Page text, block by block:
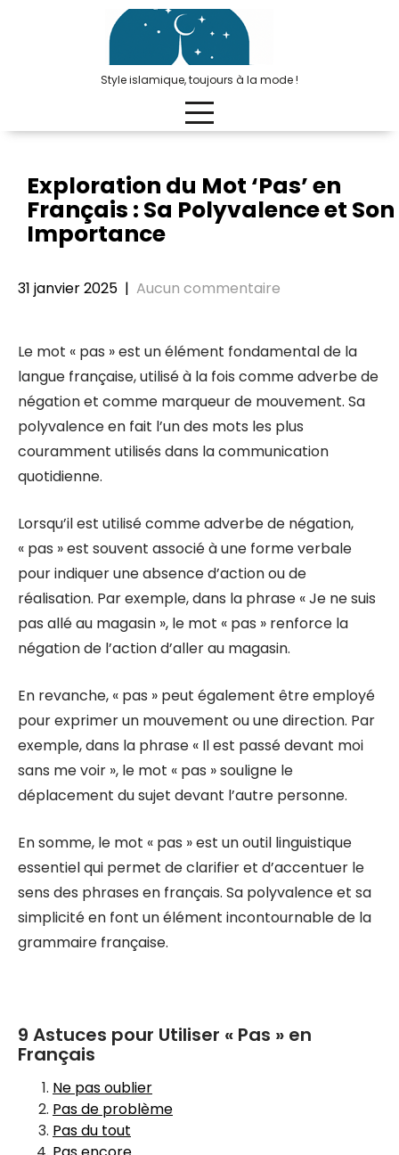
Style islamique, toujours à la mode !
Exploration du Mot ‘Pas’ en
Français : Sa Polyvalence et Son
Importance
31 janvier 2025 | Aucun commentaire
Le mot « pas » est un élément fondamental de la
langue française, utilisé à la fois comme adverbe de
négation et comme marqueur de mouvement. Sa
polyvalence en fait l’un des mots les plus
couramment utilisés dans la communication
quotidienne.
Lorsqu’il est utilisé comme adverbe de négation,
« pas » est souvent associé à une forme verbale
pour indiquer une absence d’action ou de
réalisation. Par exemple, dans la phrase « Je ne suis
pas allé au magasin », le mot « pas » renforce la
négation de l’action d’aller au magasin.
En revanche, « pas » peut également être employé
pour exprimer un mouvement ou une direction. Par
exemple, dans la phrase « Il est passé devant moi
sans me voir », le mot « pas » souligne le
déplacement du sujet devant l’autre personne.
En somme, le mot « pas » est un outil linguistique
essentiel qui permet de clarifier et d’accentuer le
sens des phrases en français. Sa polyvalence et sa
simplicité en font un élément incontournable de la
grammaire française.
9 Astuces pour Utiliser « Pas » en
Français
Ne pas oublier
Pas de problème
Pas du tout